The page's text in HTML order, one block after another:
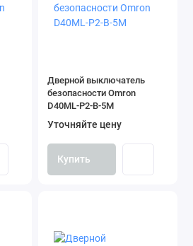
Дверной выключатель
безопасности Omron
D40ML-P2-B-5M
Уточняйте цену
Купить